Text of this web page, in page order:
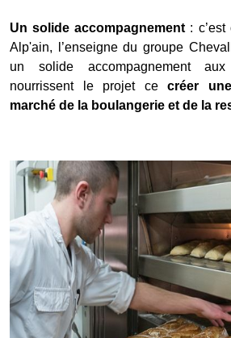
Un solide accompagnement :
Alp'ain, l’enseigne du groupe
un solide accompagnement
nourrissent le projet ce créer
marché de la boulangerie et de la